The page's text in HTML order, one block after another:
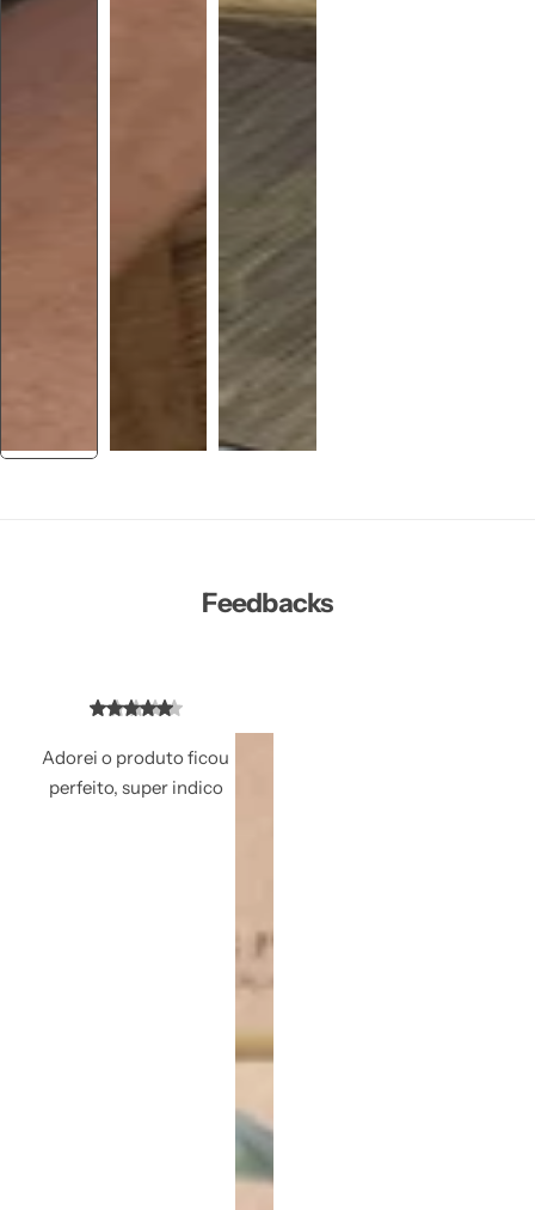
Feedbacks
Adorei o produto ficou
perfeito, super indico